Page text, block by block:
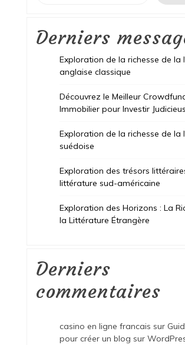
Derniers
Exploration de la richesse de la
anglaise classique
Découvrez le Meilleur
Immobilier pour Investir
Exploration de la richesse de la
suédoise
Exploration des trésors
littérature sud-américaine
Exploration des Horizons : La
la Littérature Étrangère
Derniers
commentaires
casino en ligne francais sur
pour créer un blog sur